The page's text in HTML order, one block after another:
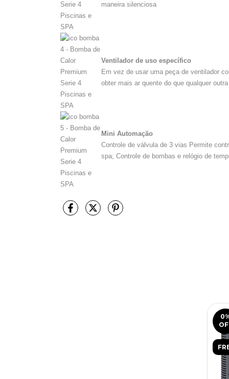
maneira silenciosa
Ventilador de uso específico
Em vez de usar uma peça de ventilador
obter mais ar quente do que qualquer
Mini Automação
Controle de válvula de 3 vias Permite
spa; Controle de bombas e relógio de
0